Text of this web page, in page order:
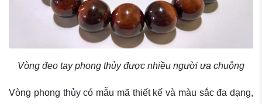
Vòng đeo tay phong thủy được nhiều người ưa chuộng
Vòng phong thủy có mẫu mã thiết kế và màu sắc đa dạng,